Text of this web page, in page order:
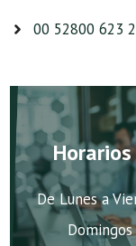
00 52800 623
De Lunes a